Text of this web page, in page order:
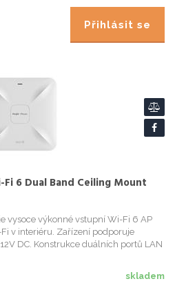
Přihlásit se
Fi 6 Dual Band Ceiling Mount
vysoce výkonné vstupní Wi-Fi 6 AP
v interiéru. Zařízení podporuje
DC. Konstrukce duálních portů LAN
skladem